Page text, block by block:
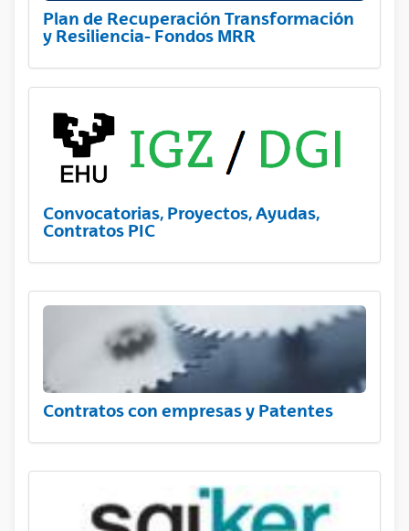
Plan de Recuperación Transformación
y Resiliencia- Fondos MRR
Convocatorias, Proyectos, Ayudas,
Contratos PIC
Contratos con empresas y Patentes